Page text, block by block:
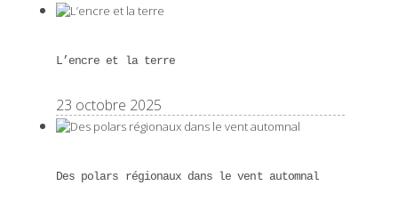
L’encre et la terre
23 octobre 2025
Des polars régionaux dans le vent automnal